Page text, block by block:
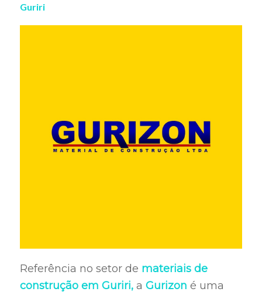
Guriri
Referência no setor de materiais de
construção em Guriri,a Gurizon é uma